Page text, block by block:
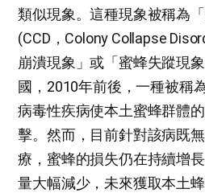
類似現象。這種現象被稱為
(CCD，Colony Collapse
崩潰現象」或「蜜蜂失蹤現
國，2010年前後，一種被稱
病毒性疾病使本土蜜蜂群體
擊。然而，目前針對該病既
療，蜜蜂的損失仍在持續增
量大幅減少，未來獲取本土